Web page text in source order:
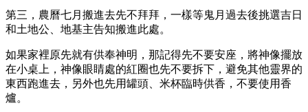
第三，農曆七月搬進去先不拜拜，一樣等鬼月過去後挑選吉日
和土地公、地基主告知搬進此處。
如果家裡原先就有供奉神明，那記得先不要安座，將神像擺放
在小桌上，神像眼睛處的紅圈也先不要拆下，避免其他靈界的
東西跑進去，另外也先用罐頭、米杯臨時供香，不要使用香
爐。